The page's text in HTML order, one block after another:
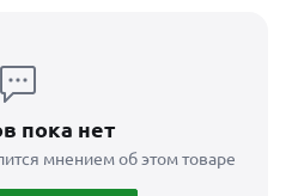
пока нет
мнением об этом товаре